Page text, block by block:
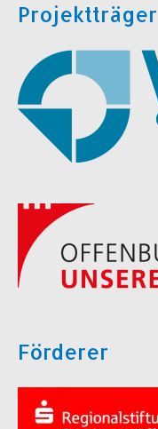
Projektträger
Förderer